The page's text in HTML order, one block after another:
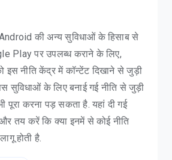
की अन्य सुविधाओं के हिसाब से
Play पर उपलब्ध कराने के लिए,
इस नीति केंद्र में कॉन्टेंट दिखाने से जुड़ी
सुविधाओं के लिए बनाई गई नीति से जुड़ी
पूरा करना पड़ सकता है. यहां दी गई
तय करें कि क्या इनमें से कोई नीति
होती है.